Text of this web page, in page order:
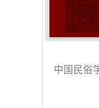
中国民俗